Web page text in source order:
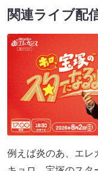
関連ライブ配
例えば炎のあ、エレ